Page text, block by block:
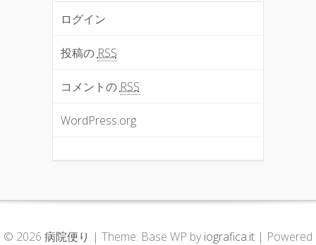
ログイン
投稿のRSS
コメントのRSS
WordPress.org
© 2026 病院便り | Theme: Base WP byiografica.it | Powered